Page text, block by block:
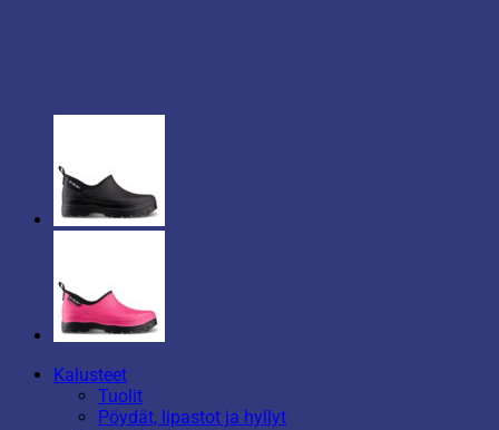
Kalusteet
Tuolit
Pöydät, lipastot ja hyllyt